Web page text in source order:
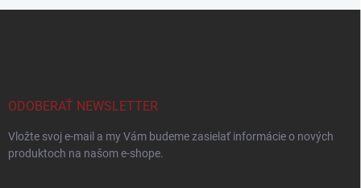
ODOBERAŤ NEWSLETTER
Vložte svoj e-mail a my Vám budeme zasielať informácie o nových
produktoch na našom e-shope.